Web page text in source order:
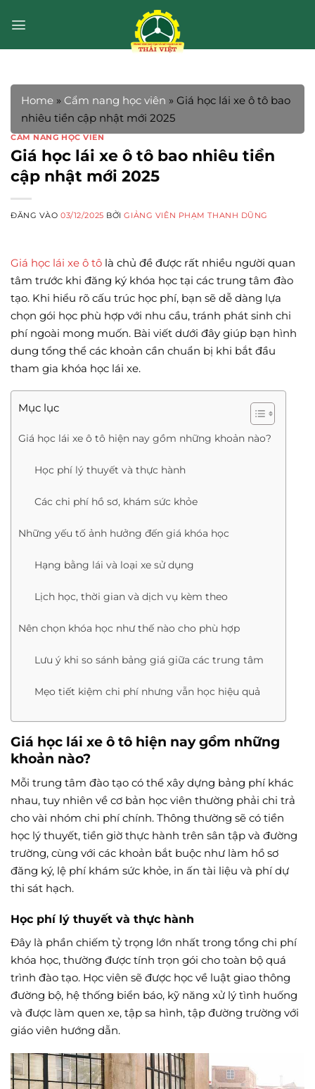
qua
Home » Cẩm nang học viên » Giá học lái xe ô tô bao
nhiêu tiền cập nhật mới 2025
CẨM NANG HỌC VIÊN
Giá học lái xe ô tô bao nhiêu tiền
cập nhật mới 2025
ĐĂNG VÀO03/12/2025 BỞIGIẢNG VIÊN PHẠM THANH DŨNG
Giá học lái xe ô tô là chủ đề được rất nhiều người quan
tâm trước khi đăng ký khóa học tại các trung tâm đào
tạo. Khi hiểu rõ cấu trúc học phí, bạn sẽ dễ dàng lựa
chọn gói học phù hợp với nhu cầu, tránh phát sinh chi
phí ngoài mong muốn. Bài viết dưới đây giúp bạn hình
dung tổng thể các khoản cần chuẩn bị khi bắt đầu
tham gia khóa học lái xe.
Mục lục
Giá học lái xe ô tô hiện nay gồm những khoản nào?
Học phí lý thuyết và thực hành
Các chi phí hồ sơ, khám sức khỏe
Những yếu tố ảnh hưởng đến giá khóa học
Hạng bằng lái và loại xe sử dụng
Lịch học, thời gian và dịch vụ kèm theo
Nên chọn khóa học như thế nào cho phù hợp
Lưu ý khi so sánh bảng giá giữa các trung tâm
Mẹo tiết kiệm chi phí nhưng vẫn học hiệu quả
Giá học lái xe ô tô hiện nay gồm những
khoản nào?
Mỗi trung tâm đào tạo có thể xây dựng bảng phí khác
nhau, tuy nhiên về cơ bản học viên thường phải chi trả
cho vài nhóm chi phí chính. Thông thường sẽ có tiền
học lý thuyết, tiền giờ thực hành trên sân tập và đường
trường, cùng với các khoản bắt buộc như làm hồ sơ
đăng ký, lệ phí khám sức khỏe, in ấn tài liệu và phí dự
thi sát hạch.
Học phí lý thuyết và thực hành
Đây là phần chiếm tỷ trọng lớn nhất trong tổng chi phí
khóa học, thường được tính trọn gói cho toàn bộ quá
trình đào tạo. Học viên sẽ được học về luật giao thông
đường bộ, hệ thống biển báo, kỹ năng xử lý tình huống
và được làm quen xe, tập sa hình, tập đường trường với
giáo viên hướng dẫn.